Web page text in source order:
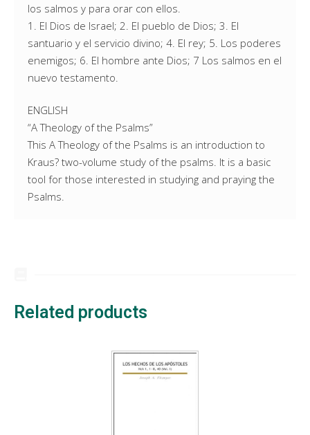
los salmos y para orar con ellos.
1. El Dios de Israel; 2. El pueblo de Dios; 3. El
santuario y el servicio divino; 4. El rey; 5. Los poderes
enemigos; 6. El hombre ante Dios; 7 Los salmos en el
nuevo testamento.
ENGLISH
“A Theology of the Psalms”
This A Theology of the Psalms is an introduction to
Kraus? two-volume study of the psalms. It is a basic
tool for those interested in studying and praying the
Psalms.
Related products